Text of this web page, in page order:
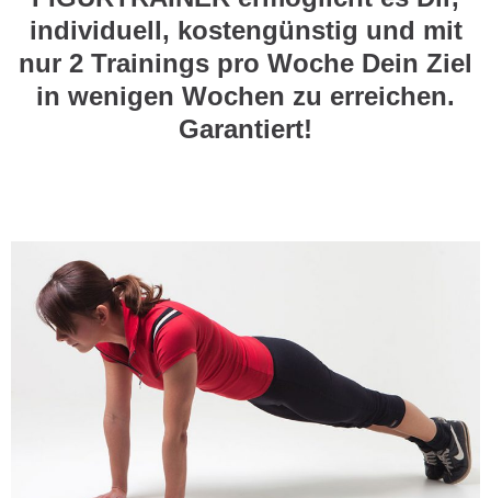
individuell, kostengünstig und mit
nur 2 Trainings pro Woche Dein Ziel
in wenigen Wochen zu erreichen.
Garantiert!